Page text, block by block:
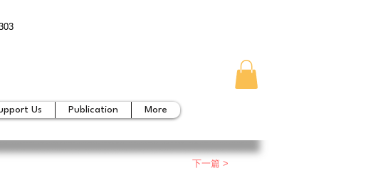
Us Publication More
下一篇 >